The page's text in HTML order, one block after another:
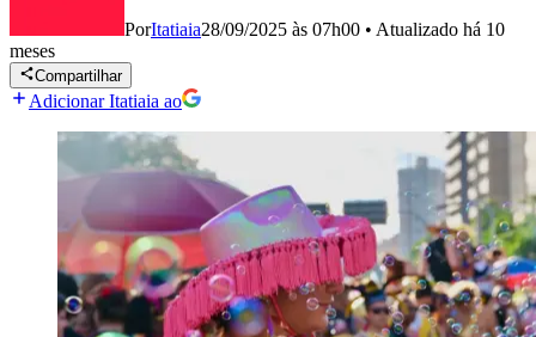
PorItatiaia28/09/2025 às 07h00 • Atualizado há 10
meses
Compartilhar
Adicionar Itatiaia ao